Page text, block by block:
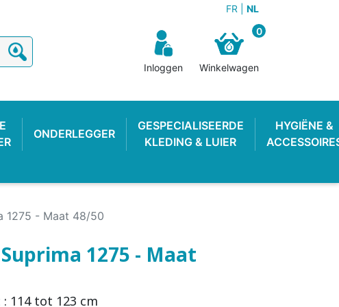
FR NL
Inloggen
0
Winkelwagen
ONDERLEGGER
GESPECIALISEERDE
KLEDING & LUIER
LUIER
HYGIËNE &
BROEKJE
1275 - Maat 48/50
1275 - Maat
114 tot 123 cm